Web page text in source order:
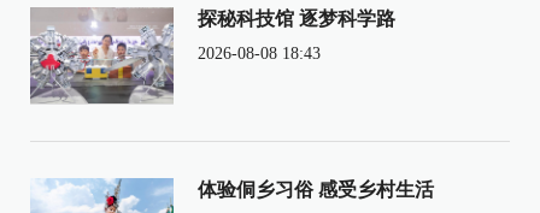
探秘科技馆 逐梦科学路
2026-08-08 18:43
体验侗乡习俗 感受乡村生活